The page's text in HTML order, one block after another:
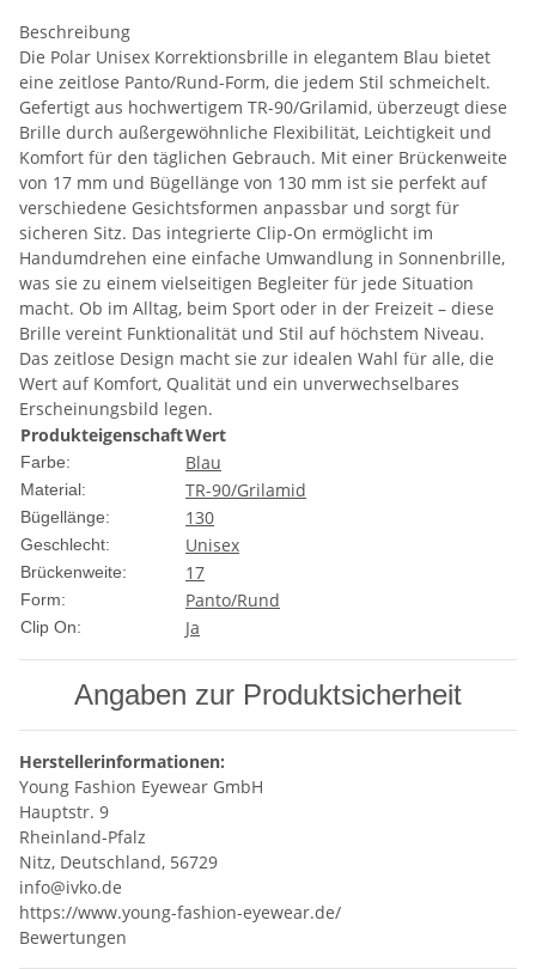
Beschreibung
Die Polar Unisex Korrektionsbrille in elegantem Blau bietet
eine zeitlose Panto/Rund-Form, die jedem Stil schmeichelt.
Gefertigt aus hochwertigem TR-90/Grilamid, überzeugt diese
Brille durch außergewöhnliche Flexibilität, Leichtigkeit und
Komfort für den täglichen Gebrauch. Mit einer Brückenweite
von 17 mm und Bügellänge von 130 mm ist sie perfekt auf
verschiedene Gesichtsformen anpassbar und sorgt für
sicheren Sitz. Das integrierte Clip-On ermöglicht im
Handumdrehen eine einfache Umwandlung in Sonnenbrille,
was sie zu einem vielseitigen Begleiter für jede Situation
macht. Ob im Alltag, beim Sport oder in der Freizeit – diese
Brille vereint Funktionalität und Stil auf höchstem Niveau.
Das zeitlose Design macht sie zur idealen Wahl für alle, die
Wert auf Komfort, Qualität und ein unverwechselbares
Erscheinungsbild legen.
ProdukteigenschaftWert
Farbe: Blau
Material: TR-90/Grilamid
Bügellänge: 130
Geschlecht: Unisex
Brückenweite: 17
Form: Panto/Rund
Clip On: Ja
Angaben zur Produktsicherheit
Herstellerinformationen:
Young Fashion Eyewear GmbH
Hauptstr. 9
Rheinland-Pfalz
Nitz, Deutschland, 56729
info@ivko.de
https://www.young-fashion-eyewear.de/
Bewertungen